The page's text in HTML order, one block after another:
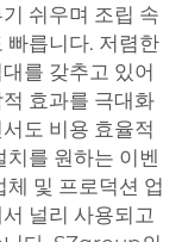
쉬우며 조립 속
빠릅니다. 저렴한
를 갖추고 있어
효과를 극대화
도 비용 효율적
치를 원하는 이벤
체 및 프로덕션 업
널리 사용되고